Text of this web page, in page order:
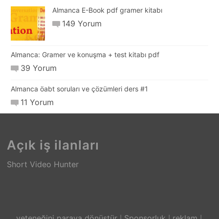
Almanca E-Book pdf gramer kitabı
149 Yorum
Almanca: Gramer ve konuşma + test kitabı pdf
39 Yorum
Almanca öabt soruları ve çözümleri ders #1
11 Yorum
Açık iş ilanları
Short Video Hunter